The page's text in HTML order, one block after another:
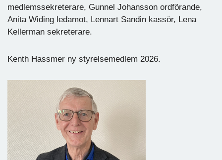
medlemssekreterare, Gunnel Johansson ordförande,
Anita Widing ledamot, Lennart Sandin kassör, Lena
Kellerman sekreterare.
Kenth Hassmer ny styrelsemedlem 2026.